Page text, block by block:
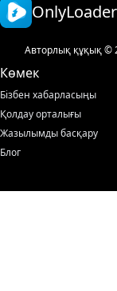
OnlyLoader
Авторлық құқық ©
Көмек
Бізбен хабарласыңы
Қолдау орталығы
Жазылымды басқару
Блог